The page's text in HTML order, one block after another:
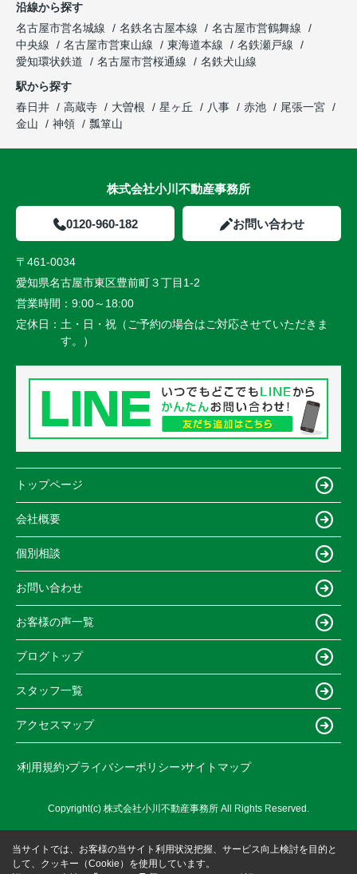
沿線から探す
名古屋市営名城線
名鉄名古屋本線
名古屋市営鶴舞線
中央線
名古屋市営東山線 東海道本線
名鉄瀬戸線
愛知環状鉄道
名古屋市営桜通線
名鉄犬山線
駅から探す
春日井
高蔵寺 大曽根 星ヶ丘 八事 赤池
尾張一宮
金山
神領 瓢箪山
株式会社小川不動産事務所
0120-960-182 お問い合わせ
〒461-0034
愛知県名古屋市東区豊前町３丁目1-2
営業時間： 9:00～18:00
定休日： 土・日・祝（ご予約の場合はご対応させていただきま
す。）
トップページ
会社概要
個別相談
お問い合わせ
お客様の声一覧
ブログトップ
スタッフ一覧
アクセスマップ
利用規約 プライバシーポリシー サイトマップ
Copyright(c) 株式会社小川不動産事務所 All Rights Reserved.
当サイトでは、お客様の当サイト利用状況把握、サービス向上検討を目的と
して、クッキー（Cookie）を使用しています。